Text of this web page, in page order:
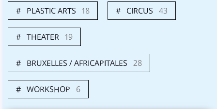
PLASTIC ARTS 18 CIRCUS 43
THEATER 19
BRUXELLES / AFRICAPITALES 28
WORKSHOP 6